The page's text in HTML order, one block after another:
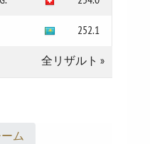
252.1
全リザルト »
ム